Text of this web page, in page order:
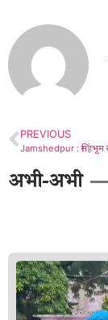
PREVIOUS
अभी-अभी